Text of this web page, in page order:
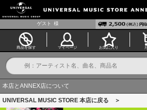
ゲスト 様
商品を探す マイページ お気に入り
本店とANNEX店について
UNIVERSAL MUSIC STORE 本店に戻る ＞